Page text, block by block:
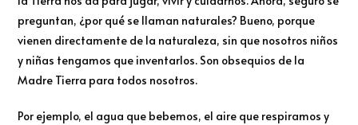
preguntan, ¿por qué se llaman naturales? Bueno, porque
vienen directamente de la naturaleza, sin que nosotros niños
y niñas tengamos que inventarlos. Son obsequios de la
Madre Tierra para todos nosotros.
Por ejemplo, el agua que bebemos, el aire que respiramos y